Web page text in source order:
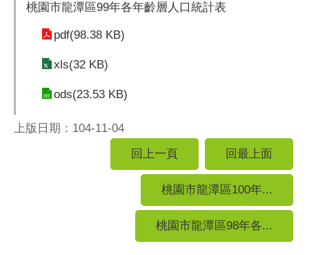
桃園市龍潭區99年各年齡層人口統計表
pdf(98.38 KB)
xls(32 KB)
ods(23.53 KB)
上版日期：104-11-04
回上一頁
回最上面
桃園市龍潭區100年...
桃園市龍潭區98年各...